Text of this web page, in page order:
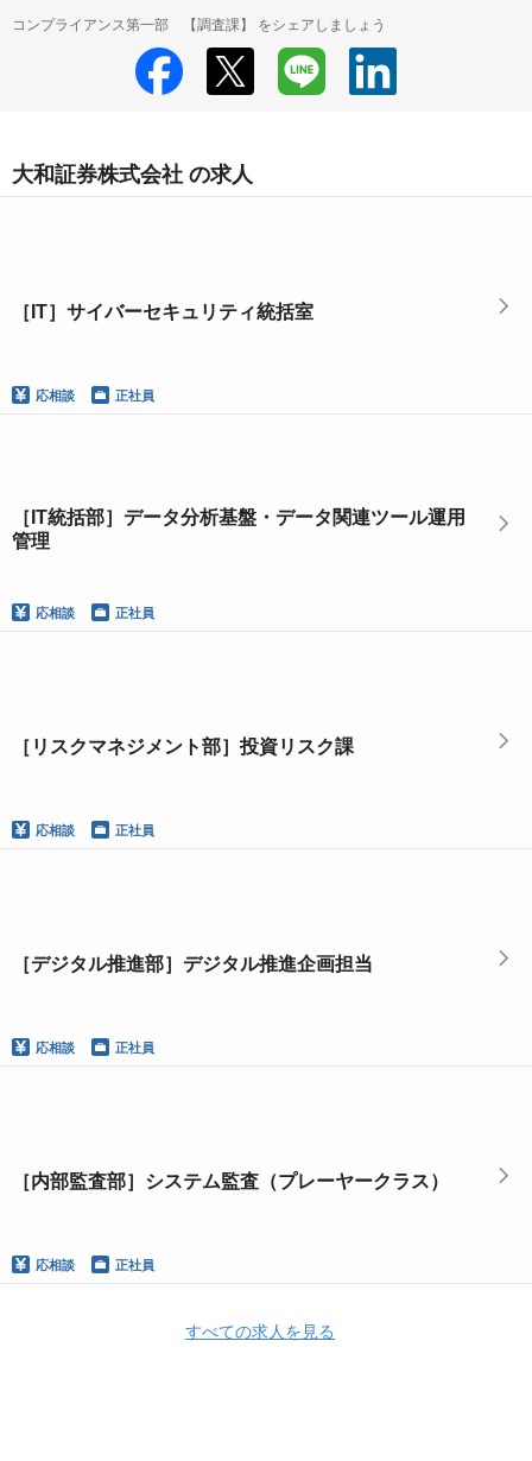
コンプライアンス第一部 【調査課】 をシェアしましょう
大和証券株式会社 の求人
［IT］サイバーセキュリティ統括室
応相談 正社員
［IT統括部］データ分析基盤・データ関連ツール運用
管理
応相談 正社員
［リスクマネジメント部］投資リスク課
応相談 正社員
［デジタル推進部］デジタル推進企画担当
応相談 正社員
［内部監査部］システム監査（プレーヤークラス）
応相談 正社員
すべての求人を見る